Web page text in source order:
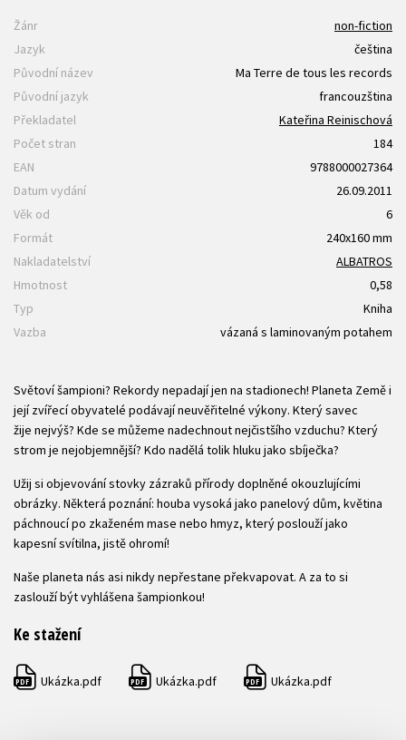
Žánr
non-fiction
Jazyk
čeština
Původní název
Ma Terre de tous les records
Původní jazyk
francouzština
Překladatel
Kateřina Reinischová
Počet stran
184
EAN
9788000027364
Datum vydání
26.09.2011
Věk od
6
Formát
240x160 mm
Nakladatelství
ALBATROS
Hmotnost
0,58
Typ
Kniha
Vazba
vázaná s laminovaným potahem
Světoví šampioni? Rekordy nepadají jen na stadionech! Planeta Země i
její zvířecí obyvatelé podávají neuvěřitelné výkony. Který savec
žije nejvýš? Kde se můžeme nadechnout nejčistšího vzduchu? Který
strom je nejobjemnější? Kdo nadělá tolik hluku jako sbíječka?
Užij si objevování stovky zázraků přírody doplněné okouzlujícími
obrázky. Některá poznání: houba vysoká jako panelový dům, květina
páchnoucí po zkaženém mase nebo hmyz, který poslouží jako
kapesní svítilna, jistě ohromí!
Naše planeta nás asi nikdy nepřestane překvapovat. A za to si
zaslouží být vyhlášena šampionkou!
Ke stažení
PDF Ukázka.pdf PDF Ukázka.pdf PDF Ukázka.pdf